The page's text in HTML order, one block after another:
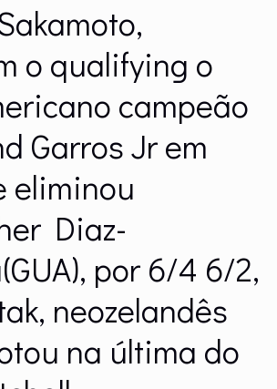
o qualifying o
campeão
Garros Jr em
eliminou
Diaz-
por 6/4 6/2,
neozelandês
na última do